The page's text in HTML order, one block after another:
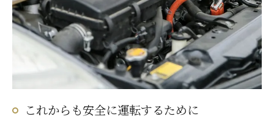
これからも安全に運転するために